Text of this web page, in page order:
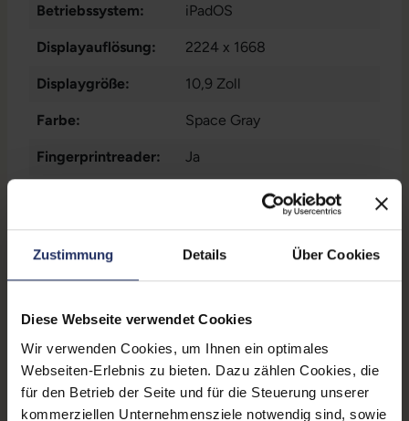
Zustimmung Details Über Cookies
Diese Webseite verwendet Cookies
Wir verwenden Cookies, um Ihnen ein optimales
Webseiten-Erlebnis zu bieten. Dazu zählen Cookies, die
für den Betrieb der Seite und für die Steuerung unserer
kommerziellen Unternehmensziele notwendig sind, sowie
Betriebssystem: iPadOS
Displayauflösung: 2224 x 1668
Displaygröße: 10,9 Zoll
Farbe: Space Gray
Fingerprintreader: Ja
7 Megapixel
Gesichtserkennung: Nein
Markteinführung: 2019
Mobilfunk: LTE 4G
Paneltyp: IPS-LCD